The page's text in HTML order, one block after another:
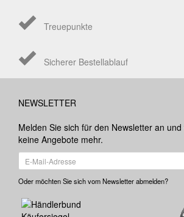
Treuepunkte
Sicherer Bestellablauf
NEWSLETTER
Melden Sie sich für den Newsletter an
keine Angebote mehr.
Oder möchten Sie sich vom Newsletter abmelden?